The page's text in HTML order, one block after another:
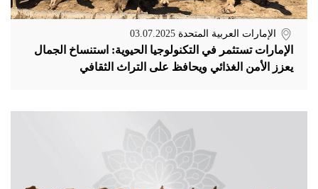
الإمارات العربية المتحدة 03.07.2025
الإمارات تستثمر في التكنولوجيا الحيوية: استنساخ الجمال
يعزز الأمن الغذائي ويحافظ على التراث الثقافي